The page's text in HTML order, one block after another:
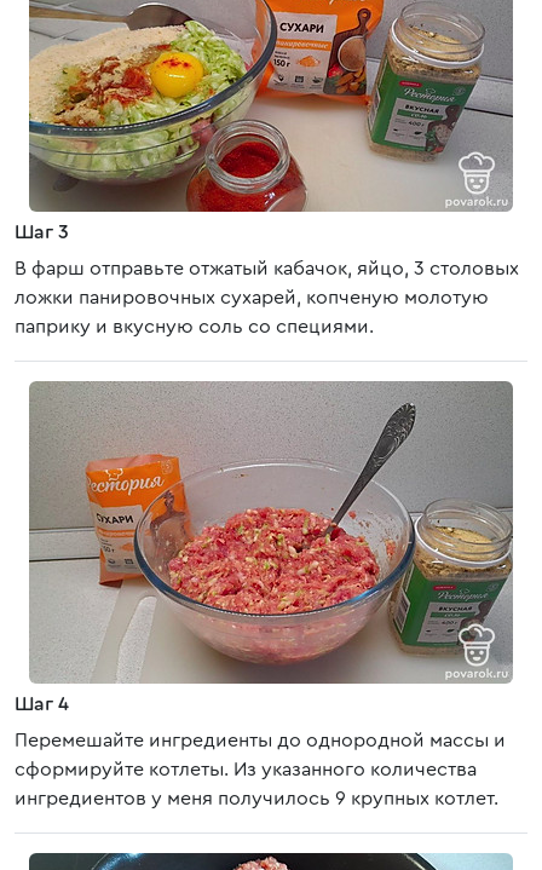
Шаг 3
В фарш отправьте отжатый кабачок, яйцо, 3 столовых
ложки панировочных сухарей, копченую молотую
паприку и вкусную соль со специями.
Шаг 4
Перемешайте ингредиенты до однородной массы и
сформируйте котлеты. Из указанного количества
ингредиентов у меня получилось 9 крупных котлет.